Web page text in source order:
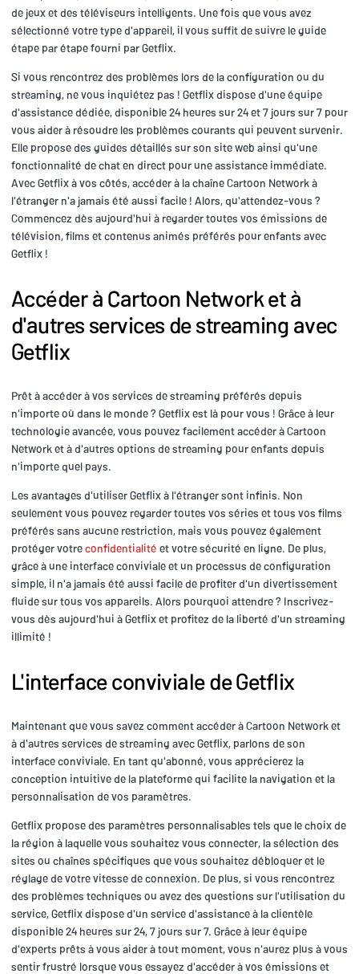
de jeux et des téléviseurs intelligents. Une fois que vous avez
sélectionné votre type d'appareil, il vous suffit de suivre le guide
étape par étape fourni par Getflix.
Si vous rencontrez des problèmes lors de la configuration ou du
streaming, ne vous inquiétez pas ! Getflix dispose d'une équipe
d'assistance dédiée, disponible 24 heures sur 24 et 7 jours sur 7 pour
vous aider à résoudre les problèmes courants qui peuvent survenir.
Elle propose des guides détaillés sur son site web ainsi qu'une
fonctionnalité de chat en direct pour une assistance immédiate.
Avec Getflix à vos côtés, accéder à la chaîne Cartoon Network à
l'étranger n'a jamais été aussi facile ! Alors, qu'attendez-vous ?
Commencez dès aujourd'hui à regarder toutes vos émissions de
télévision, films et contenus animés préférés pour enfants avec
Getflix !
Accéder à Cartoon Network et à
d'autres services de streaming avec
Getflix
Prêt à accéder à vos services de streaming préférés depuis
n'importe où dans le monde ? Getflix est là pour vous ! Grâce à leur
technologie avancée, vous pouvez facilement accéder à Cartoon
Network et à d'autres options de streaming pour enfants depuis
n'importe quel pays.
Les avantages d'utiliser Getflix à l'étranger sont infinis. Non
seulement vous pouvez regarder toutes vos séries et tous vos films
préférés sans aucune restriction, mais vous pouvez également
protéger votreconfidentialité et votre sécurité en ligne. De plus,
grâce à une interface conviviale et un processus de configuration
simple, il n'a jamais été aussi facile de profiter d'un divertissement
fluide sur tous vos appareils. Alors pourquoi attendre ? Inscrivez-
vous dès aujourd'hui à Getflix et profitez de la liberté d'un streaming
illimité !
L'interface conviviale de Getflix
Maintenant que vous savez comment accéder à Cartoon Network et
à d'autres services de streaming avec Getflix, parlons de son
interface conviviale. En tant qu'abonné, vous apprécierez la
conception intuitive de la plateforme qui facilite la navigation et la
personnalisation de vos paramètres.
Getflix propose des paramètres personnalisables tels que le choix de
la région à laquelle vous souhaitez vous connecter, la sélection des
sites ou chaînes spécifiques que vous souhaitez débloquer et le
réglage de votre vitesse de connexion. De plus, si vous rencontrez
des problèmes techniques ou avez des questions sur l'utilisation du
service, Getflix dispose d'un service d'assistance à la clientèle
disponible 24 heures sur 24, 7 jours sur 7. Grâce à leur équipe
d'experts prêts à vous aider à tout moment, vous n'aurez plus à vous
sentir frustré lorsque vous essayez d'accéder à vos émissions et